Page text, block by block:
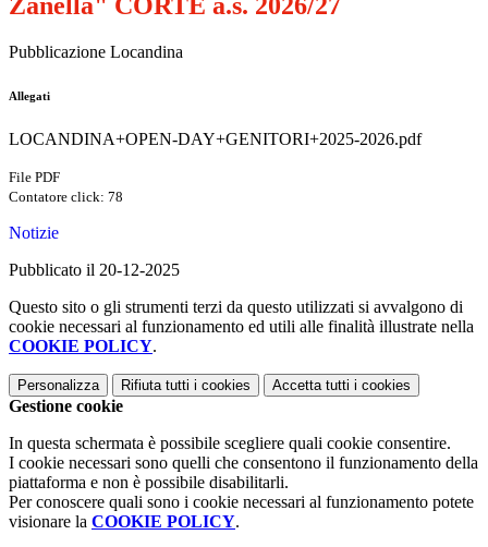
Zanella" CORTE a.s. 2026/27
Pubblicazione Locandina
Allegati
LOCANDINA+OPEN-DAY+GENITORI+2025-2026.pdf
File PDF
Contatore click: 78
Notizie
Pubblicato il 20-12-2025
Questo sito o gli strumenti terzi da questo utilizzati si avvalgono di
cookie necessari al funzionamento ed utili alle finalità illustrate nella
COOKIE POLICY.
Personalizza Rifiuta tutti i cookies Accetta tutti i cookies
Gestione cookie
In questa schermata è possibile scegliere quali cookie consentire.
I cookie necessari sono quelli che consentono il funzionamento della
piattaforma e non è possibile disabilitarli.
Per conoscere quali sono i cookie necessari al funzionamento potete
visionare la COOKIE POLICY.